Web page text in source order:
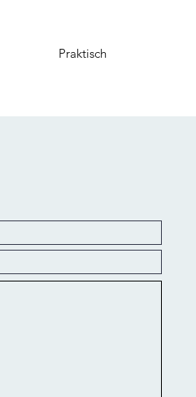
Praktisch